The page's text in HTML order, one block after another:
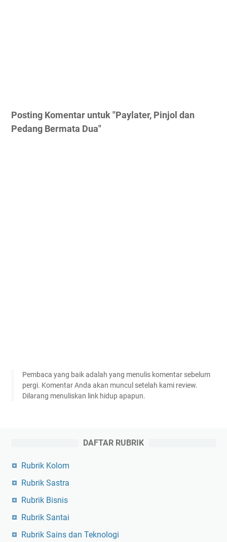
Posting Komentar untuk "Paylater, Pinjol dan
Pedang Bermata Dua"
Pembaca yang baik adalah yang menulis komentar sebelum
pergi. Komentar Anda akan muncul setelah kami review.
Dilarang menuliskan link hidup apapun.
DAFTAR RUBRIK
Rubrik Kolom
Rubrik Sastra
Rubrik Bisnis
Rubrik Santai
Rubrik Sains dan Teknologi